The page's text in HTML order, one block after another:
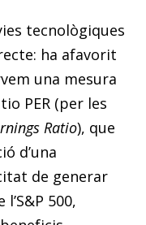
tecnològiques
ha afavorit
una mesura
PER (per les
Ratio), que
d’una
de generar
500,